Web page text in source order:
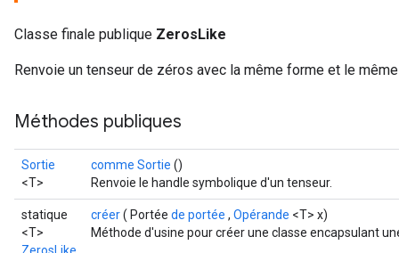
Classe finale publique ZerosLike
Renvoie un tenseur de zéros avec la même forme et le
Méthodes publiques
Sortie
<T>
comme Sortie ()
Renvoie le handle symbolique d'un tenseur.
statique
<T>
créer( Portée de portée , Opérande <T> x)
Méthode d'usine pour créer une classe encapsulant